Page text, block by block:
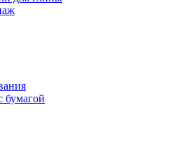
бумагой